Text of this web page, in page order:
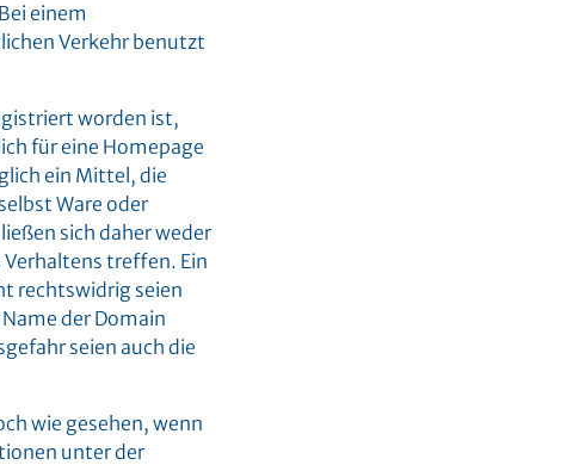
einem
Verkehr benutzt
worden ist,
für eine Homepage
ein Mittel, die
Ware oder
sich daher weder
treffen. Ein
rechtswidrig seien
der Domain
seien auch die
wie gesehen, wenn
unter der